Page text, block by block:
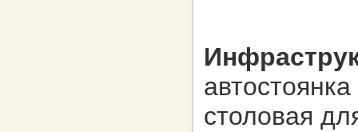
столовая